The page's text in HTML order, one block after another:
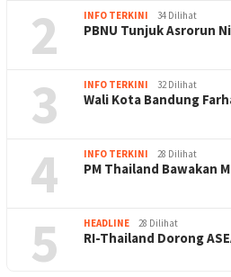
2 INFO TERKINI 34 Dilihat
PBNU Tunjuk Asrorun
3 INFO TERKINI 32 Dilihat
Wali Kota Bandung
4 INFO TERKINI 28 Dilihat
PM Thailand Bawakan
5 HEADLINE 28 Dilihat
RI-Thailand Dorong